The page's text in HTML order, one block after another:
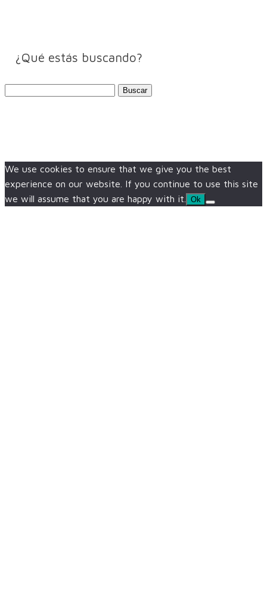
¿Qué estás buscando?
We use cookies to ensure that we give you the best
experience on our website. If you continue to use this site
we will assume that you are happy with it.
Ok